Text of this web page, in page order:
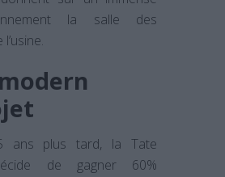
la salle des
ans plus tard, la Tate
de gagner 60%